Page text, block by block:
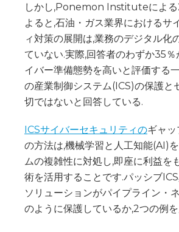
しかし,Ponemon Instituteによる
よると,石油・ガス業界におけるサ
ィ対策の展開は,業務のデジタル化
ていない.実際,回答者のわずか35
イバー準備態勢を高いと評価する
の産業制御システム(ICS)の保護と
切ではないと回答している.
ICSサイバーセキュリティのギャッ
の方法は,機械学習と人工知能(AI)
ムの複雑性に対処し,即座に利益を
術を活用することです.パッシブ
ソリューションがパイプライン・
のように保護しているか,2つの例